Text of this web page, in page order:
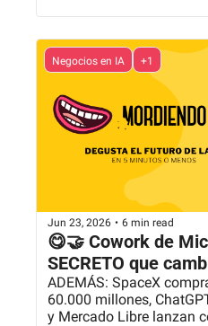
Negocios en IA +1
Jun 23, 2026 • 6 min read
😋🤝 Cowork de
SECRETO que
trabajas
ADEMÁS: SpaceX
60.000 millones,
y Mercado Libre lanzan